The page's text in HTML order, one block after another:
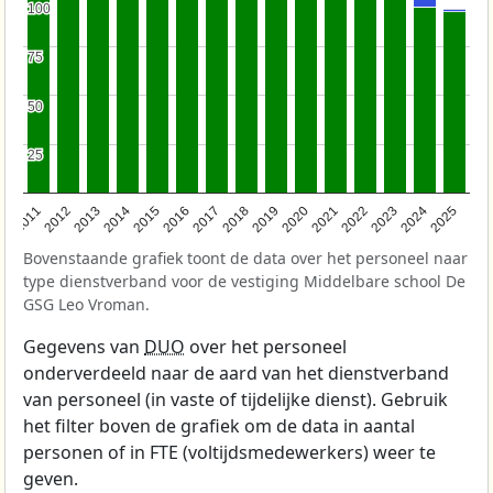
201120122013201420152016201720182019202020212022202320242025
25
25
50
50
75
75
100
100
Bovenstaande grafiek toont de data over het personeel naar
type dienstverband voor de vestiging Middelbare school De
GSG Leo Vroman.
Gegevens van DUO over het personeel
onderverdeeld naar de aard van het dienstverband
van personeel (in vaste of tijdelijke dienst). Gebruik
het filter boven de grafiek om de data in aantal
personen of in FTE (voltijdsmedewerkers) weer te
geven.